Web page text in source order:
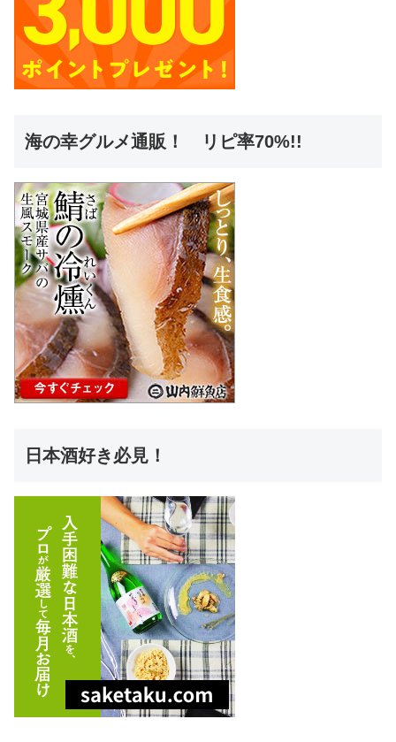
海の幸グルメ通販！ リピ率70%!!
日本酒好き必見！